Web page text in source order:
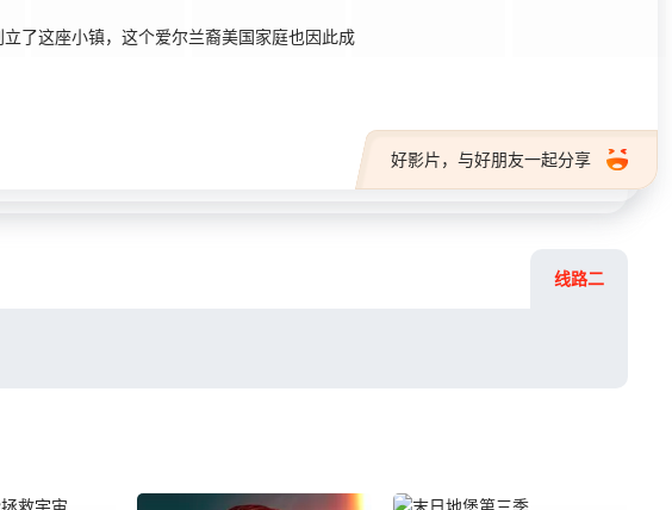
了这座小镇，这个爱尔兰裔美国家庭也因此成
好影片，与好朋友一起分享
线路二